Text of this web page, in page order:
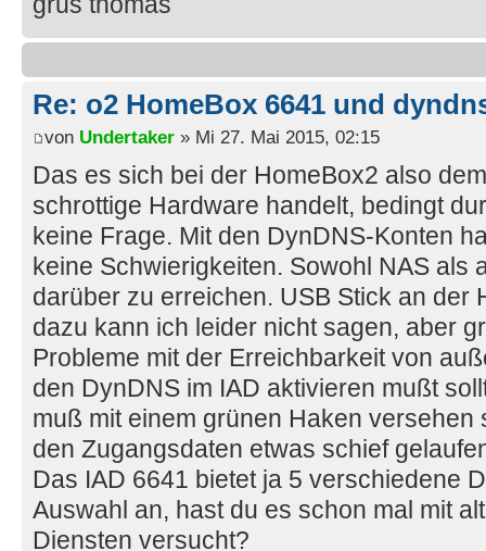
Re: o2 HomeBox 6641 und
von Undertaker » Mi 27. Mai 2015, 02:15
Das es sich bei der HomeBox2 also
schrottige Hardware handelt, bedingt
keine Frage. Mit den DynDNS-Konten
keine Schwierigkeiten. Sowohl NAS als
darüber zu erreichen. USB Stick an der
dazu kann ich leider nicht sagen, aber
Probleme mit der Erreichbarkeit von
den DynDNS im IAD aktivieren mußt
muß mit einem grünen Haken versehen
den Zugangsdaten etwas schief
Das IAD 6641 bietet ja 5 verschiedene
Auswahl an, hast du es schon mal mit
Diensten versucht?